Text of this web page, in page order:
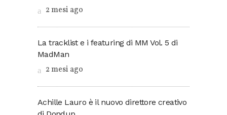
2 mesi ago
La tracklist e i featuring di MM Vol. 5 di
MadMan
2 mesi ago
Achille Lauro è il nuovo direttore creativo